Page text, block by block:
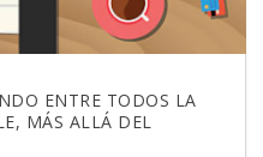
ENTRE TODOS LA
MÁS ALLÁ DEL